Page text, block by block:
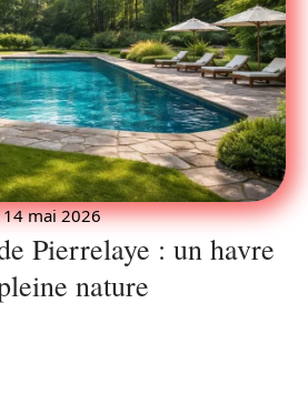
14 mai 2026
Pierrelaye : un havre
nature